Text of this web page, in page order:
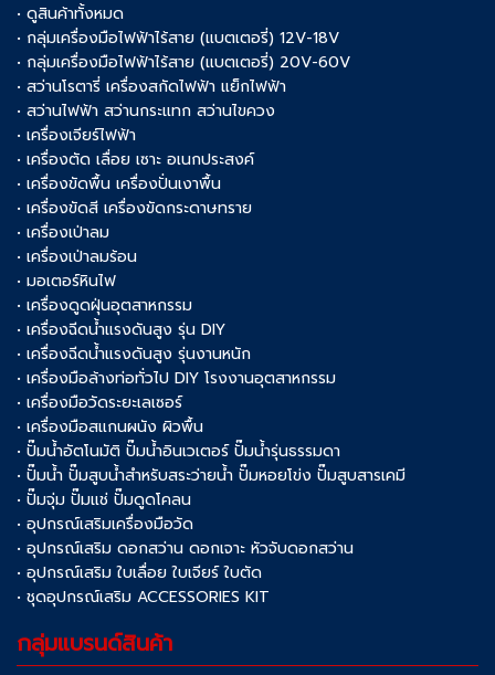
• ดูสินค้าทั้งหมด
• กลุ่มเครื่องมือไฟฟ้าไร้สาย (แบตเตอรี่) 12V-18V
• กลุ่มเครื่องมือไฟฟ้าไร้สาย (แบตเตอรี่) 20V-60V
• สว่านโรตารี่ เครื่องสกัดไฟฟ้า แย็กไฟฟ้า
• สว่านไฟฟ้า สว่านกระแทก สว่านไขควง
• เครื่องเจียร์ไฟฟ้า
• เครื่องตัด เลื่อย เซาะ อเนกประสงค์
• เครื่องขัดพื้น เครื่องปั่นเงาพื้น
• เครื่องขัดสี เครื่องขัดกระดาษทราย
• เครื่องเป่าลม
• เครื่องเป่าลมร้อน
• มอเตอร์หินไฟ
• เครื่องดูดฝุ่นอุตสาหกรรม
• เครื่องฉีดน้ำแรงดันสูง รุ่น DIY
• เครื่องฉีดน้ำแรงดันสูง รุ่นงานหนัก
• เครื่องมือล้างท่อทั่วไป DIY โรงงานอุตสาหกรรม
• เครื่องมือวัดระยะเลเซอร์
• เครื่องมือสแกนผนัง ผิวพื้น
• ปั๊มน้ำอัตโนมัติ ปั๊มน้ำอินเวเตอร์ ปั๊มน้ำรุ่นธรรมดา
• ปั๊มน้ำ ปั๊มสูบน้ำสำหรับสระว่ายน้ำ ปั๊มหอยโข่ง ปั๊มสูบสารเคมี
• ปั๊มจุ่ม ปั๊มแช่ ปั๊มดูดโคลน
• อุปกรณ์เสริมเครื่องมือวัด
• อุปกรณ์เสริม ดอกสว่าน ดอกเจาะ หัวจับดอกสว่าน
• อุปกรณ์เสริม ใบเลื่อย ใบเจียร์ ใบตัด
• ชุดอุปกรณ์เสริม ACCESSORIES KIT
กลุ่มแบรนด์สินค้า